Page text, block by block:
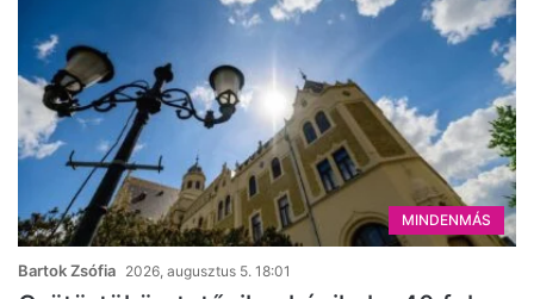
MINDENMÁS
Bartok Zsófia 2026, augusztus 5. 18:01